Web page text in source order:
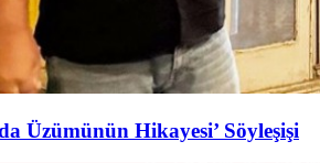
Üzümünün Hikayesi’ Söyleşişi